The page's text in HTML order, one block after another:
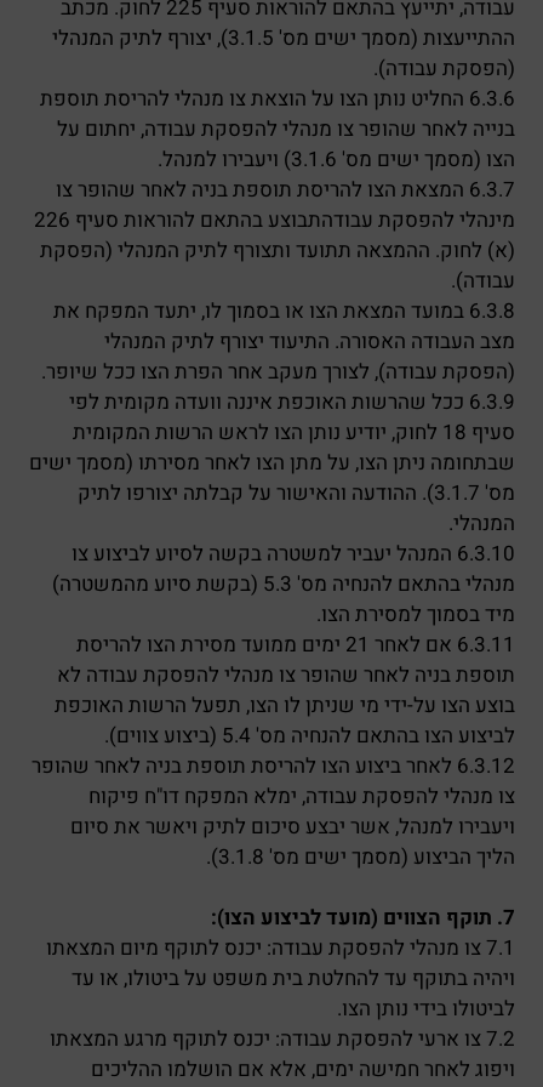
עבודה, יתייעץ בהתאם להוראות סעיף 225 לחוק. מכתב
ההתייעצות (מסמך ישים מס' 3.1.5), יצורף לתיק המנהלי
(הפסקת עבודה).
6.3.6 החליט נותן הצו על הוצאת צו מנהלי להריסת תוספת
בנייה לאחר שהופר צו מנהלי להפסקת עבודה, יחתום על
הצו (מסמך ישים מס' 3.1.6) ויעבירו למנהל.
6.3.7 המצאת הצו להריסת תוספת בניה לאחר שהופר צו
מינהלי להפסקת עבודהתבוצע בהתאם להוראות סעיף 226
(א) לחוק. ההמצאה תתועד ותצורף לתיק המנהלי (הפסקת
עבודה).
6.3.8 במועד המצאת הצו או בסמוך לו, יתעד המפקח את
מצב העבודה האסורה. התיעוד יצורף לתיק המנהלי
(הפסקת עבודה), לצורך מעקב אחר הפרת הצו ככל שיופר.
6.3.9 ככל שהרשות האוכפת איננה וועדה מקומית לפי
סעיף 18 לחוק, יודיע נותן הצו לראש הרשות המקומית
שבתחומה ניתן הצו, על מתן הצו לאחר מסירתו (מסמך ישים
מס' 3.1.7). ההודעה והאישור על קבלתה יצורפו לתיק
המנהלי.
6.3.10 המנהל יעביר למשטרה בקשה לסיוע לביצוע צו
מנהלי בהתאם להנחיה מס' 5.3 (בקשת סיוע מהמשטרה)
מיד בסמוך למסירת הצו.
6.3.11 אם לאחר 21 ימים ממועד מסירת הצו להריסת
תוספת בניה לאחר שהופר צו מנהלי להפסקת עבודה לא
בוצע הצו על-ידי מי שניתן לו הצו, תפעל הרשות האוכפת
לביצוע הצו בהתאם להנחיה מס' 5.4 (ביצוע צווים).
6.3.12 לאחר ביצוע הצו להריסת תוספת בניה לאחר שהופר
צו מנהלי להפסקת עבודה, ימלא המפקח דו"ח פיקוח
ויעבירו למנהל, אשר יבצע סיכום לתיק ויאשר את סיום
הליך הביצוע (מסמך ישים מס' 3.1.8).
7. תוקף הצווים (מועד לביצוע הצו):
7.1 צו מנהלי להפסקת עבודה: יכנס לתוקף מיום המצאתו
ויהיה בתוקף עד להחלטת בית משפט על ביטולו, או עד
לביטולו בידי נותן הצו.
7.2 צו ארעי להפסקת עבודה: יכנס לתוקף מרגע המצאתו
ויפוג לאחר חמישה ימים, אלא אם הושלמו ההליכים